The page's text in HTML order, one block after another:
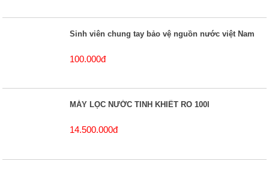
Sinh viên chung tay bảo vệ nguồn nước việt Nam
100.000đ
MÁY LỌC NƯỚC TINH KHIẾT RO 100l
14.500.000đ